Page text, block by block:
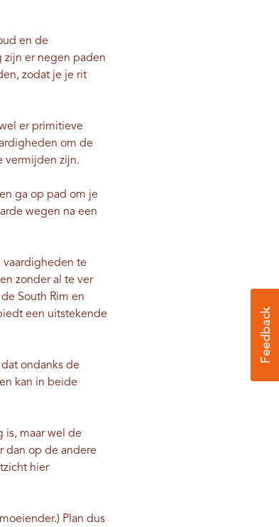
en de
zijn er negen paden
zodat je je rit
er primitieve
om de
vermijden zijn.
ga op pad om je
wegen na een
vaardigheden te
zonder al te ver
South Rim en
een uitstekende
ondanks de
kan in beide
is, maar wel de
dan op de andere
hier
Plan dus